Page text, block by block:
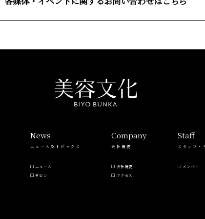
News
ニュース＆トピックス
ニュース
サロン
Company
会社概要
会社概要
アクセス
Staff
スタッフ・
メンバー